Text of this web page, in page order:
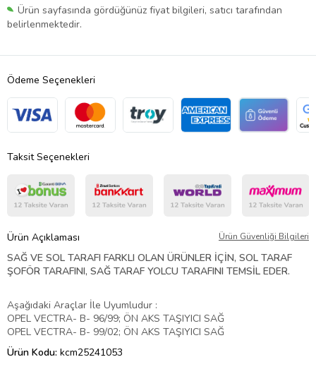
Ürün sayfasında gördüğünüz fiyat bilgileri, satıcı tarafından
belirlenmektedir.
Ödeme Seçenekleri
Taksit Seçenekleri
Ürün Açıklaması Ürün Güvenliği Bilgileri
SAĞ VE SOL TARAFI FARKLI OLAN ÜRÜNLER İÇİN, SOL TARAF
ŞOFÖR TARAFINI, SAĞ TARAF YOLCU TARAFINI TEMSİL EDER.
Aşağıdaki Araçlar İle Uyumludur :
OPEL VECTRA- B- 96/99; ÖN AKS TAŞIYICI SAĞ
OPEL VECTRA- B- 99/02; ÖN AKS TAŞIYICI SAĞ
Ürün Kodu: kcm25241053